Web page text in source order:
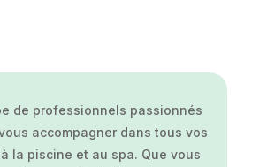
de professionnels passionnés
accompagner dans tous vos
la piscine et au spa. Que vous